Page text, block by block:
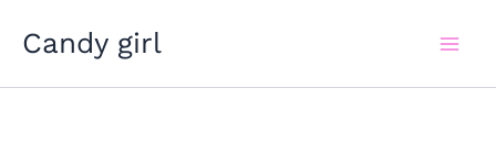
Candy girl